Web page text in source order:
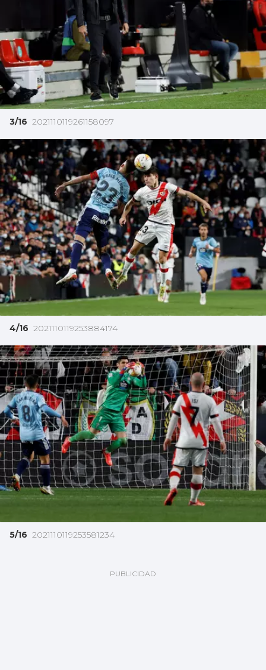
3/16 2021110119261158097
4/16 2021110119253884174
5/16 2021110119253581234